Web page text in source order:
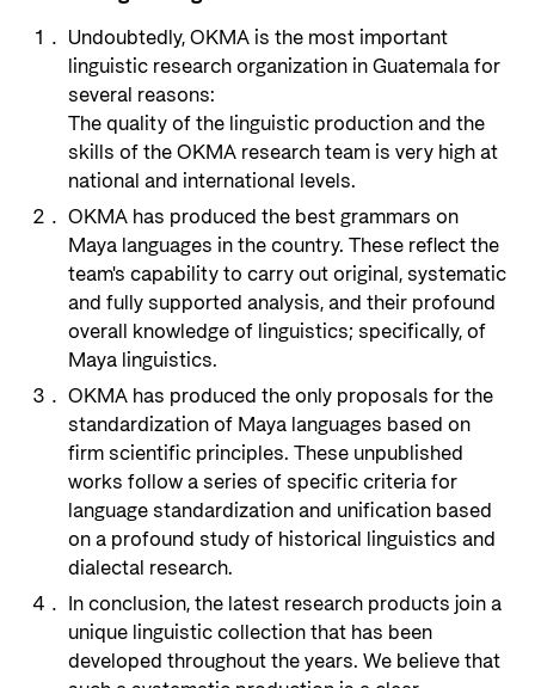
Undoubtedly, OKMA is the most important
linguistic research organization in Guatemala for
several reasons:
The quality of the linguistic production and the
skills of the OKMA research team is very high at
national and international levels.
OKMA has produced the best grammars on
Maya languages in the country. These reflect the
team's capability to carry out original, systematic
and fully supported analysis, and their profound
overall knowledge of linguistics; specifically, of
Maya linguistics.
OKMA has produced the only proposals for the
standardization of Maya languages based on
firm scientific principles. These unpublished
works follow a series of specific criteria for
language standardization and unification based
on a profound study of historical linguistics and
dialectal research.
In conclusion, the latest research products join a
unique linguistic collection that has been
developed throughout the years. We believe that